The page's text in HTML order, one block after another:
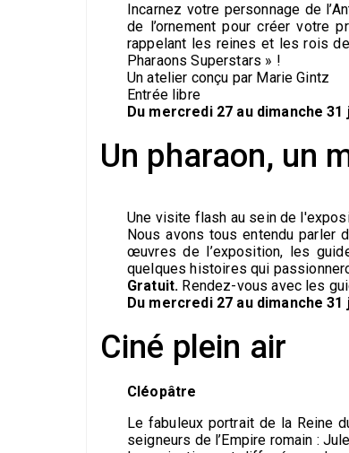
Incarnez votre personnage de
de l’ornement pour créer votre
rappelant les reines et les rois
Pharaons Superstars » !
Un atelier conçu par Marie Gintz
Entrée libre
Du mercredi 27 au dimanche
Un pharaon, un
Une visite flash au sein de
Nous avons tous entendu parler
œuvres de l’exposition, les
quelques histoires qui
Gratuit. Rendez-vous avec les
Du mercredi 27 au dimanche
Ciné plein air
Cléopâtre
Le fabuleux portrait de la Reine
seigneurs de l’Empire romain :